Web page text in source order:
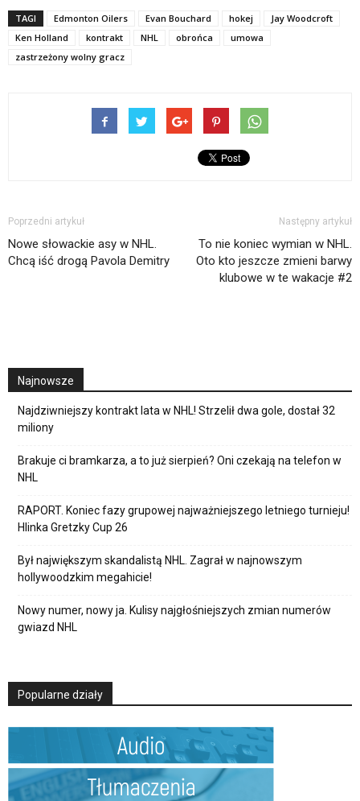
TAGI Edmonton Oilers Evan Bouchard hokej
Jay Woodcroft
Ken Holland
kontrakt NHL obrońca
umowa
zastrzeżony wolny gracz
Poprzedni artykuł
Nowe słowackie asy w NHL.
Chcą iść drogą Pavola Demitry
Następny artykuł
To nie koniec wymian w NHL.
Oto kto jeszcze zmieni barwy
klubowe w te wakacje #2
Najnowsze
Najdziwniejszy kontrakt lata w NHL! Strzelił dwa gole, dostał 32
miliony
Brakuje ci bramkarza, a to już sierpień? Oni czekają na telefon w
NHL
RAPORT. Koniec fazy grupowej najważniejszego letniego turnieju!
Hlinka Gretzky Cup 26
Był największym skandalistą NHL. Zagrał w najnowszym
hollywoodzkim megahicie!
Nowy numer, nowy ja. Kulisy najgłośniejszych zmian numerów
gwiazd NHL
Popularne działy